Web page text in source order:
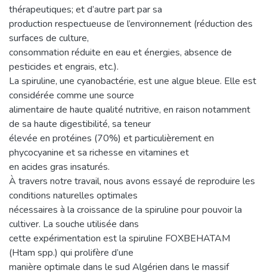
thérapeutiques; et d’autre part par sa
production respectueuse de l’environnement (réduction des
surfaces de culture,
consommation réduite en eau et énergies, absence de
pesticides et engrais, etc.).
La spiruline, une cyanobactérie, est une algue bleue. Elle est
considérée comme une source
alimentaire de haute qualité nutritive, en raison notamment
de sa haute digestibilité, sa teneur
élevée en protéines (70%) et particulièrement en
phycocyanine et sa richesse en vitamines et
en acides gras insaturés.
À travers notre travail, nous avons essayé de reproduire les
conditions naturelles optimales
nécessaires à la croissance de la spiruline pour pouvoir la
cultiver. La souche utilisée dans
cette expérimentation est la spiruline FOXBEHATAM
(Htam spp.) qui prolifère d’une
manière optimale dans le sud Algérien dans le massif